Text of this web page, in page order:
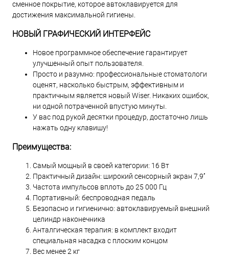
сменное покрытие, которое автоклавируется для
достижения максимальной гигиены.
НОВЫЙ ГРАФИЧЕСКИЙ ИНТЕРФЕЙС
Новое программное обеспечение гарантирует
улучшенный опыт пользователя.
Просто и разумно: профессиональные стоматологи
оценят, насколько быстрым, эффективным и
практичным является новый Wiser. Никаких ошибок,
ни одной потраченной впустую минуты.
У вас под рукой десятки процедур, достаточно лишь
нажать одну клавишу!
Преимущества:
Самый мощный в своей категории: 16 Вт
Практичный дизайн: широкий сенсорный экран 7,9’’
Частота импульсов вплоть до 25 000 Гц
Портативный: беспроводная педаль
Безопасно и гигиенично: автоклавируемый внешний
целиндр наконечника
Анталгическая терапия: в комплект входит
специальная насадка с плоским концом
Вес менее 2 кг